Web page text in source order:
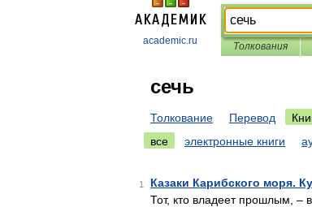
academic.ru Толкования
сечь
Толкование Перевод
все
электронные книги
1 Казаки Карибского моря.
Тот, кто владеет прошлым, –